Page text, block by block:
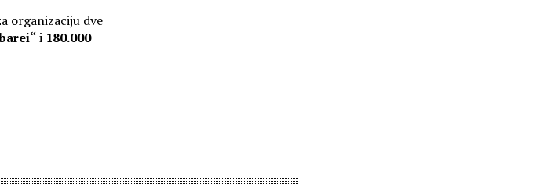
organizaciju dve
i 180.000